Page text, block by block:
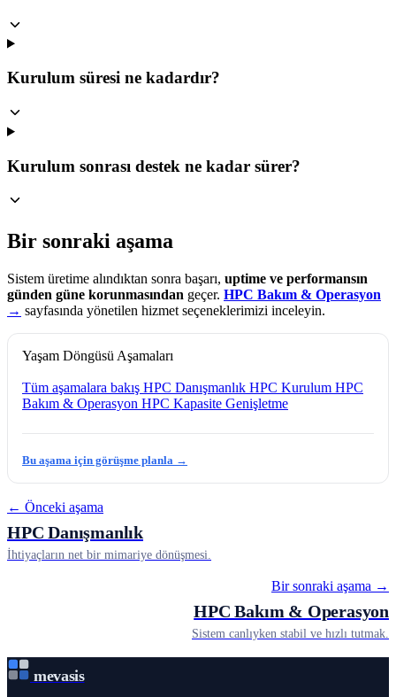
Yaşam Döngüsü Aşamaları
Tüm aşamalara bakış HPC Danışmanlık HPC Kurulum HPC
Bakım & Operasyon HPC Kapasite Genişletme
Bu aşama için görüşme planla →
Kurulum süresi ne kadardır?
Kurulum sonrası destek ne kadar sürer?
Bir sonraki aşama
Sistem üretime alındıktan sonra başarı, uptime ve performansın
günden güne korunmasından geçer. HPC Bakım & Operasyon
→ sayfasında yönetilen hizmet seçeneklerimizi inceleyin.
← Önceki aşama
HPC Danışmanlık
İhtiyaçların net bir mimariye dönüşmesi.
Bir sonraki aşama →
HPC Bakım & Operasyon
Sistem canlıyken stabil ve hızlı tutmak.
mevasis